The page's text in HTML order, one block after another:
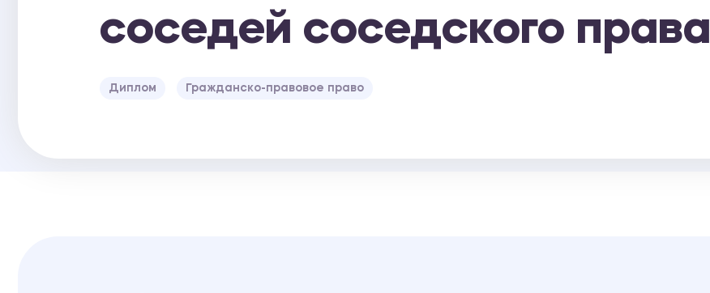
соседей соседского права
Диплом Гражданско-правовое право